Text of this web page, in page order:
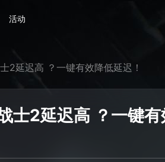
活动
2延迟高 ？一键有效降低延迟！
士2延迟高 ？一键有